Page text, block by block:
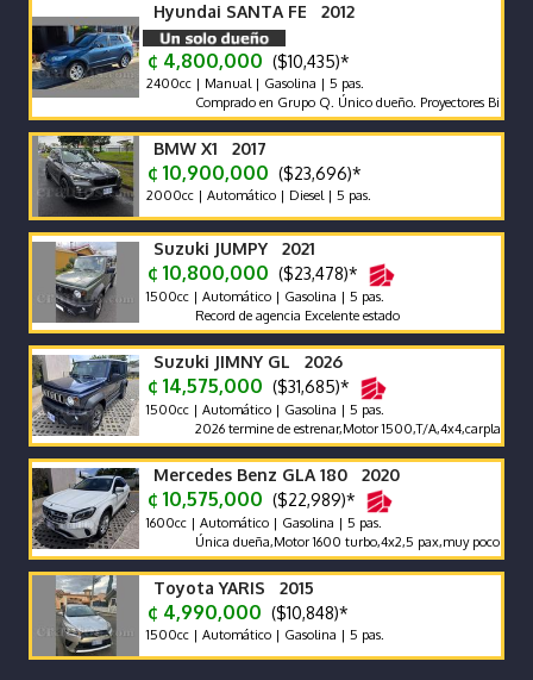
Hyundai SANTA FE 2012
¢ 4,800,000 ($10,435)*
2400cc | Manual | Gasolina | 5 pas.
Comprado en Grupo Q. Único dueño. Proyectores Biled.
BMW X1 2017
¢ 10,900,000 ($23,696)*
2000cc | Automático | Diesel | 5 pas.
Suzuki JUMPY 2021
¢ 10,800,000 ($23,478)*
1500cc | Automático | Gasolina | 5 pas.
Record de agencia Excelente estado
Suzuki JIMNY GL 2026
¢ 14,575,000 ($31,685)*
1500cc | Automático | Gasolina | 5 pas.
2026 termine de estrenar,Motor 1500,T/
Mercedes Benz GLA 180 2020
¢ 10,575,000 ($22,989)*
1600cc | Automático | Gasolina | 5 pas.
Única dueña,Motor 1600 turbo,4x2,5 pax,muy poco km
Toyota YARIS 2015
¢ 4,990,000 ($10,848)*
1500cc | Automático | Gasolina | 5 pas.